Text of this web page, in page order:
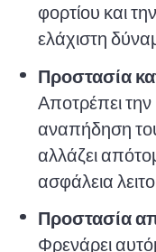
φορτίου και
ελάχιστη
Προστασία
Αποτρέπει
αναπήδηση
αλλάζει
ασφάλεια
Προστασία
Φρενάρει